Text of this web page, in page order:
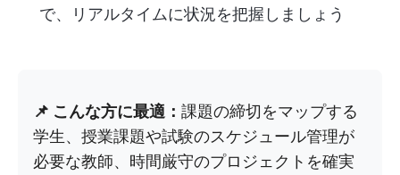
で、リアルタイムに状況を把握しましょう
📌 こんな方に最適： 課題の締切をマップする
学生、授業課題や試験のスケジュール管理が
必要な教師、時間厳守のプロジェクトを確実